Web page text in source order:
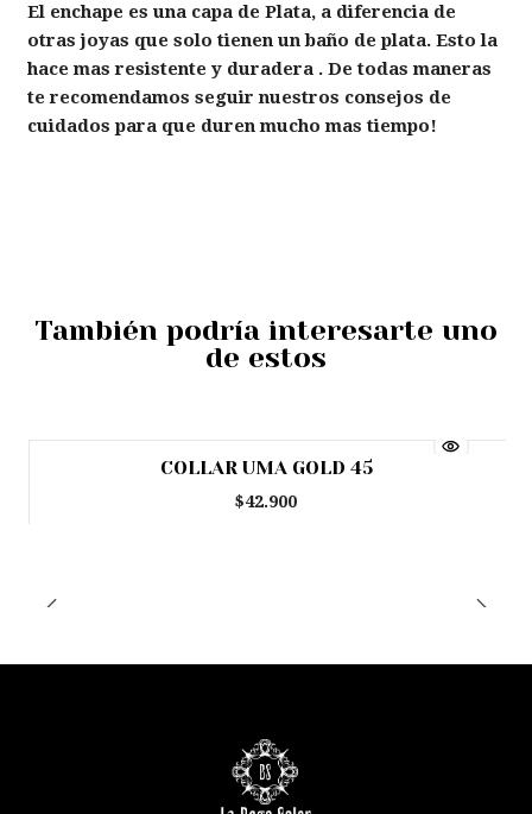
El enchape es una capa de Plata, a diferencia de
otras joyas que solo tienen un baño de plata. Esto la
hace mas resistente y duradera . De todas maneras
te recomendamos seguir nuestros consejos de
cuidados para que duren mucho mas tiempo!
También podría interesarte uno
de estos
COLLAR UMA GOLD 45
$42.900